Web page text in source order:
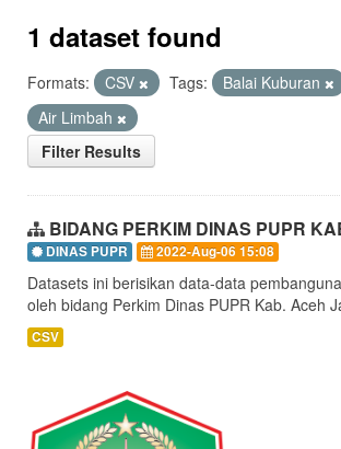
1 dataset found
Formats: CSV Tags:
Balai Kuburan
Air Limbah
Filter Results
BIDANG PERKIM DINAS PUPR
DINAS PUPR 2022-Aug-06 15:08
Datasets ini berisikan data-data
oleh bidang Perkim Dinas PUPR Kab. Aceh
CSV